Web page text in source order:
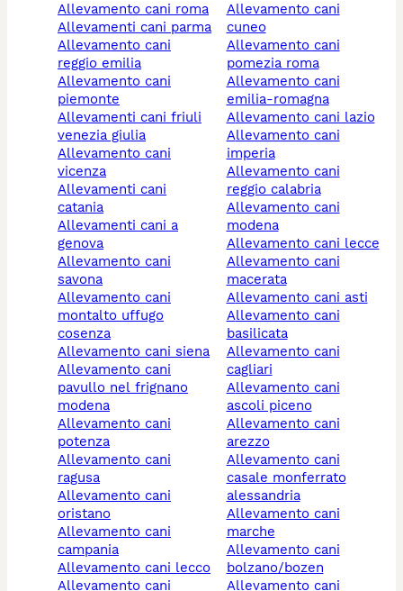
allevamento cani roma
allevamenti cani parma
allevamento cani
reggio emilia
allevamento cani
piemonte
allevamenti cani friuli
venezia giulia
allevamento cani
vicenza
allevamenti cani
catania
allevamenti cani a
genova
allevamento cani
savona
allevamento cani
montalto uffugo
cosenza
allevamento cani siena
allevamento cani
pavullo nel frignano
modena
allevamento cani
potenza
allevamento cani
ragusa
allevamento cani
oristano
allevamento cani
campania
allevamento cani lecco
allevamento cani
allevamento cani
cuneo
allevamento cani
pomezia roma
allevamento cani
emilia-romagna
allevamento cani lazio
allevamento cani
imperia
allevamento cani
reggio calabria
allevamento cani
modena
allevamento cani lecce
allevamento cani
macerata
allevamento cani asti
allevamento cani
basilicata
allevamento cani
cagliari
allevamento cani
ascoli piceno
allevamento cani
arezzo
allevamento cani
casale monferrato
alessandria
allevamento cani
marche
allevamento cani
bolzano/bozen
allevamento cani